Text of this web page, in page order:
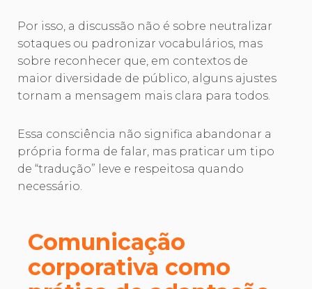
Por isso, a discussão não é sobre neutralizar
sotaques ou padronizar vocabulários, mas
sobre reconhecer que, em contextos de
maior diversidade de público, alguns ajustes
tornam a mensagem mais clara para todos.
Essa consciência não significa abandonar a
própria forma de falar, mas praticar um tipo
de “tradução” leve e respeitosa quando
necessário.
Comunicação
corporativa como